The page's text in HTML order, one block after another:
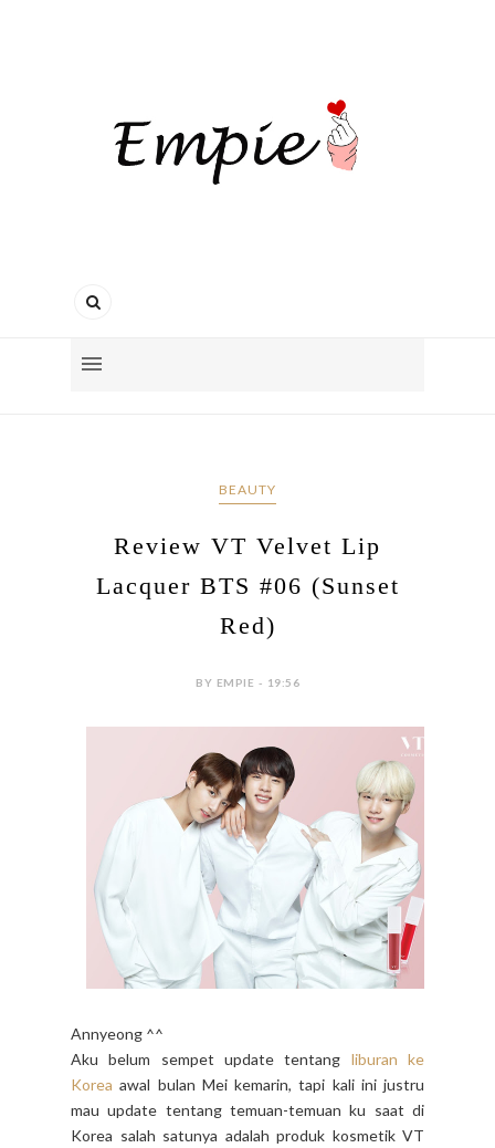
BEAUTY
Review VT Velvet Lip
Lacquer BTS #06 (Sunset
Red)
BY EMPIE - 19:56
Annyeong ^^
Aku belum sempet update tentang liburan ke
Korea awal bulan Mei kemarin, tapi kali ini justru
mau update tentang temuan-temuan ku saat di
Korea salah satunya adalah produk kosmetik VT